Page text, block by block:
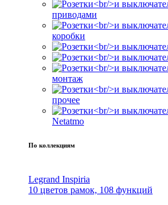
приводами
коробки
монтаж
прочее
Netatmo
По коллекциям
Legrand Inspiria
10 цветов рамок, 108 функций